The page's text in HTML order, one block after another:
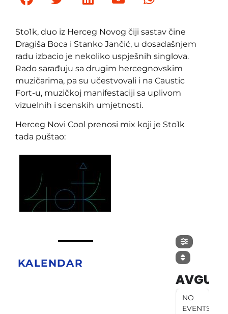
Sto1k, duo iz Herceg Novog čiji sastav čine
Dragiša Boca i Stanko Jančić, u dosadašnjem
radu izbacio je nekoliko uspješnih singlova.
Rado sarađuju sa drugim hercegnovskim
muzičarima, pa su učestvovali i na Caustic
Fort-u, muzičkoj manifestaciji sa uplivom
vizuelnih i scenskih umjetnosti.
Herceg Novi Cool prenosi mix koji je Sto1k
tada puštao:
KALENDAR
AVGUST
NO
EVENTS